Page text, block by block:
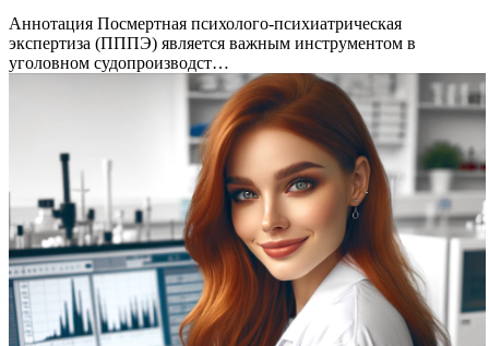
Аннотация Посмертная психолого-психиатрическая
экспертиза (ПППЭ) является важным инструментом в
уголовном судопроизводст…